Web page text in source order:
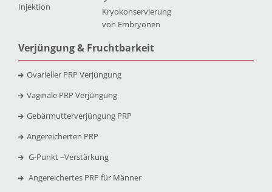
Injektion
Kryokonservierung
von Embryonen
Verjüngung & Fruchtbarkeit
Ovarieller PRP Verjüngung
Vaginale PRP Verjüngung
Gebärmutterverjüngung PRP
Angereicherten PRP
G-Punkt –Verstärkung
Angereichertes PRP für Männer